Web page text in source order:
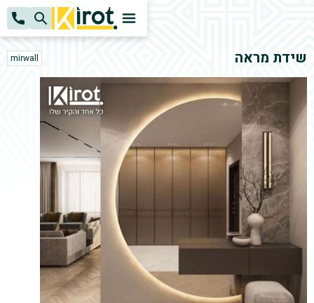
k H
שידת מראה mirwall